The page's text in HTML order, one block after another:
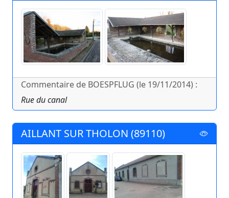
Commentaire de BOESPFLUG (le 19/11/2014) :
Rue du canal
AILLANT SUR THOLON (89110)